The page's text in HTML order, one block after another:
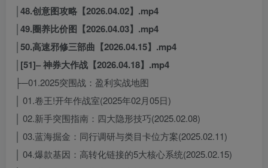
│48.创意图攻略【2026.04.02】.mp4
│49.圈养比价图【2026.04.03】.mp4
│50.高速邪修三部曲【2026.04.15】.mp4
│[51]– 神券大作战【2026.04.18】.mp4
├─01.2025突围战：盈利实战地图
│ 01.卷王!开年作战室(2025年02月05日)
│ 02.新手突围指南：四大隐形技巧(2025.02.08)
│ 03.蓝海掘金：同行调研与类目卡位方案(2025.02.11)
│ 04.爆款基因：高转化链接的5大核心系统(2025.02.15)